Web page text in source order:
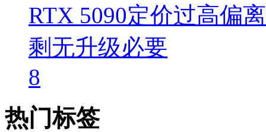
RTX 5090定价过高偏
剩无升级必要
8
热门标签